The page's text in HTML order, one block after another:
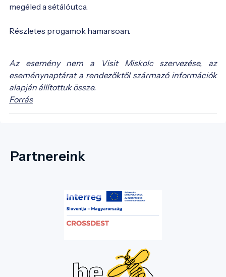
megéled a sétálóutca.
Részletes progamok hamarsoan.
Az esemény nem a Visit Miskolc szervezése, az
eseménynaptárat a rendezőktől származó információk
alapján állítottuk össze.
Forrás
Partnereink